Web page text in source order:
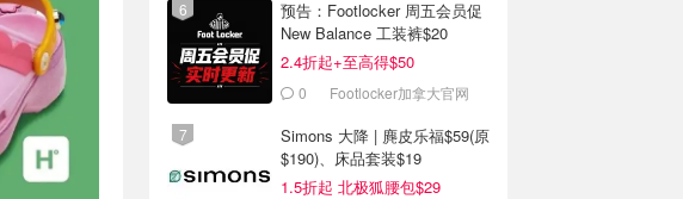
预告：Footlocker 周五会员促
New Balance 工装裤$20
2.4折起+至高得$50
0 Footlocker加拿大官网
Simons 大降 | 麂皮乐福$59(原
$190)、床品套装$19
1.5折起 北极狐腰包$29